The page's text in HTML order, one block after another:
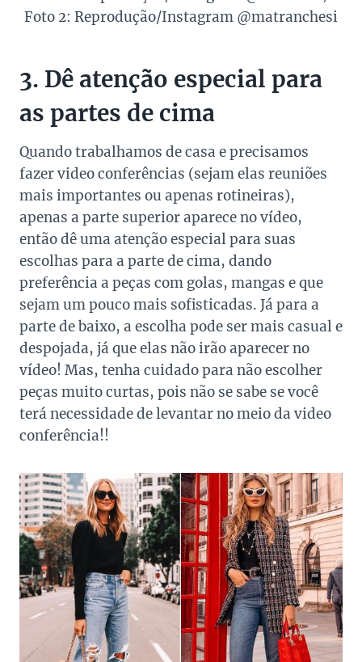
Foto 2: Reprodução/Instagram @matranchesi
3. Dê atenção especial para
as partes de cima
Quando trabalhamos de casa e precisamos
fazer video conferências (sejam elas reuniões
mais importantes ou apenas rotineiras),
apenas a parte superior aparece no vídeo,
então dê uma atenção especial para suas
escolhas para a parte de cima, dando
preferência a peças com golas, mangas e que
sejam um pouco mais sofisticadas. Já para a
parte de baixo, a escolha pode ser mais casual e
despojada, já que elas não irão aparecer no
vídeo! Mas, tenha cuidado para não escolher
peças muito curtas, pois não se sabe se você
terá necessidade de levantar no meio da video
conferência!!